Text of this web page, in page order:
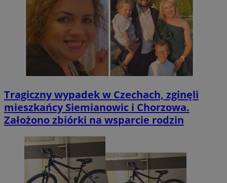
Tragiczny wypadek w Czechach, zginęli
mieszkańcy Siemianowic i Chorzowa.
Założono zbiórki na wsparcie rodzin